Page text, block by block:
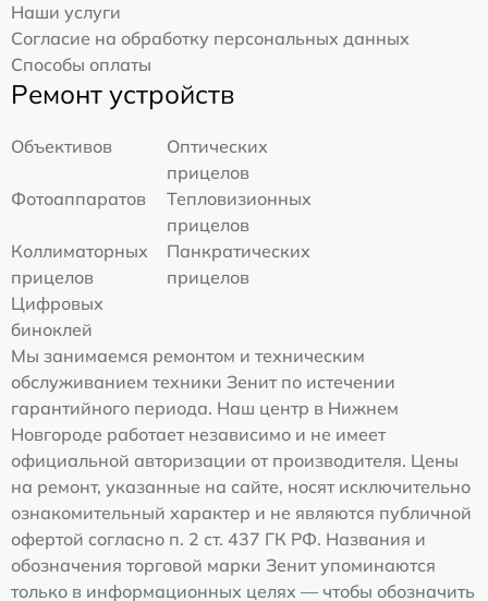
Наши услуги
Согласие на обработку персональных данных
Способы оплаты
Ремонт устройств
Объективов
Оптических
прицелов
Фотоаппаратов
Тепловизионных
прицелов
Коллиматорных
прицелов
Панкратических
прицелов
Цифровых
биноклей
Мы занимаемся ремонтом и техническим
обслуживанием техники Зенит по истечении
гарантийного периода. Наш центр в Нижнем
Новгороде работает независимо и не имеет
официальной авторизации от производителя. Цены
на ремонт, указанные на сайте, носят исключительно
ознакомительный характер и не являются публичной
офертой согласно п. 2 ст. 437 ГК РФ. Названия и
обозначения торговой марки Зенит упоминаются
только в информационных целях — чтобы обозначить